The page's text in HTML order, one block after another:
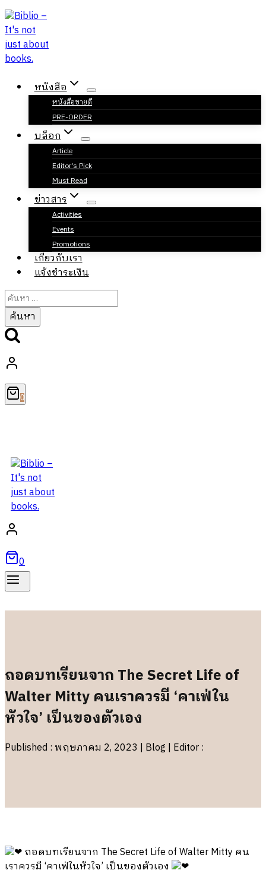
Skip
to
content
หนังสือ
หนังสือขายดี
PRE-ORDER
บล็อก
Article
Editor’s Pick
Must Read
ข่าวสาร
Activities
Events
Promotions
เกี่ยวกับเรา
แจ้งชำระเงิน
ค้นหา
สำหรับ:
0
0
ถอดบทเรียนจาก The Secret Life of
Walter Mitty คนเราควรมี ‘คาเฟ่ใน
หัวใจ’ เป็นของตัวเอง
Published : พฤษภาคม 2, 2023 | Blog | Editor :
ถอดบทเรียนจาก The Secret Life of Walter Mitty คน
เราควรมี ‘คาเฟ่ในหัวใจ’ เป็นของตัวเอง